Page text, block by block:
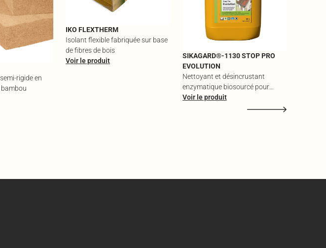
rigide en
IKO FLEXTHERM
Isolant flexible fabriquée sur base
de fibres de bois
Voir le produit
SIKAGARD®-1130 STOP PRO
EVOLUTION
Nettoyant et désincrustant
enzymatique biosourcé pour
traces vertes, rouges et noires
Voir le produit